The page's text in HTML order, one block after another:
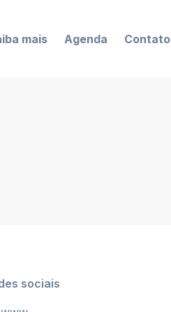
mais Agenda Contato
sociais